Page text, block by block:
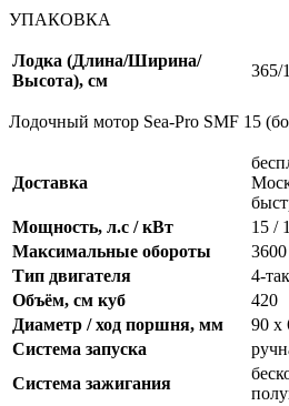
УПАКОВКА
Лодка (Длина/Ширина/
Высота), см
365/
Лодочный мотор Sea-Pro SMF 15
Доставка
Мощность, л.с / кВт
15 /
Максимальные обороты
3600
Тип двигателя
4-
Объём, см куб
420
Диаметр / ход поршня, мм
90 х
Система запуска
Система зажигания